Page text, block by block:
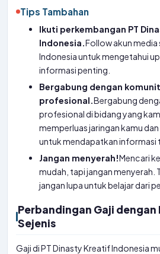
Tips Tambahan
Ikuti perkembangan PT
Indonesia.Follow akun media
Indonesia untuk mengetahui
informasi penting.
Bergabung dengan
profesional.Bergabung
profesional di bidang yang
memperluas jaringan kamu
untuk mendapatkan informasi
Jangan menyerah!Mencari
mudah, tapi jangan menyerah.
jangan lupa untuk belajar dari
Perbandingan Gaji dengan
Sejenis
Gaji di PT Dinasty Kreatif Indonesia